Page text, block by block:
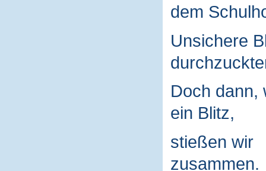
dem
Unsichere
Doch dann,
ein Blitz,
stießen wir
zusammen.